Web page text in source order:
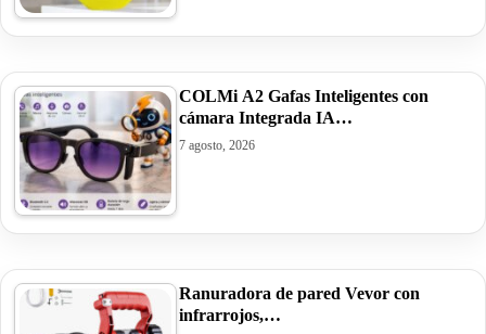
COLMi A2 Gafas Inteligentes con
cámara Integrada IA…
7 agosto, 2026
Ranuradora de pared Vevor con
infrarrojos,…